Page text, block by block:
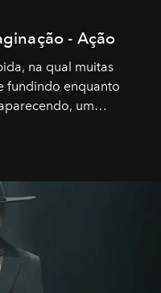
- Ação
na qual muitas
fundindo enquanto
um
para muitos
de missão na vida e